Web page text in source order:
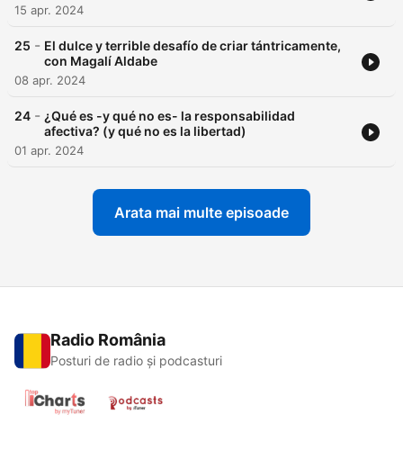
15 apr. 2024
25 - El dulce y terrible desafío de criar tántricamente,
con Magalí Aldabe
08 apr. 2024
24 - ¿Qué es -y qué no es- la responsabilidad
afectiva? (y qué no es la libertad)
01 apr. 2024
Arata mai multe episoade
Radio România
Posturi de radio și podcasturi